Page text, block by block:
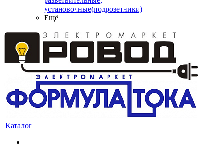
установочные(подрозетники)
Ещё
Каталог